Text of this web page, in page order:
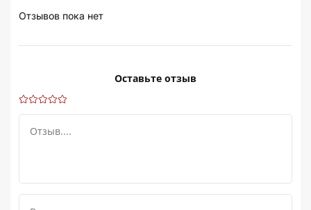
Отзывов пока нет
Оставьте отзыв